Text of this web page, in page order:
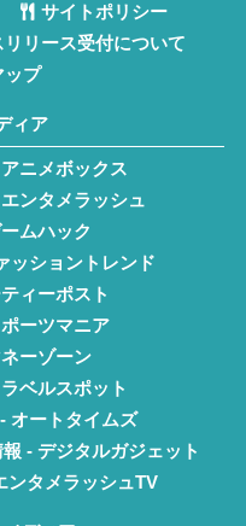
サイトポリシー
リリース受付について
ップ
ィア
ニメボックス
ンタメラッシュ
ムハック
ッショントレンド
ィーポスト
ーツマニア
ーゾーン
ベルスポット
オートタイムズ
- デジタルガジェット
ンタメラッシュTV